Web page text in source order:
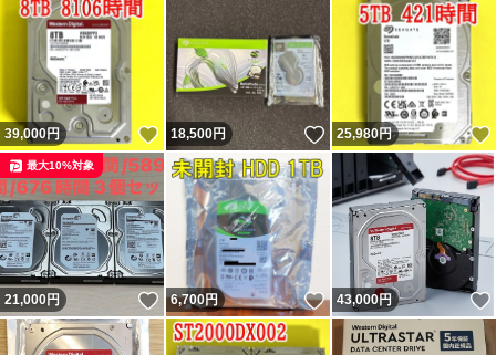
39,000円 いいね！
18,500円 いいね！
25,980円
21,000円 いいね！
最大10%対象
6,700円 いいね！
43,000円